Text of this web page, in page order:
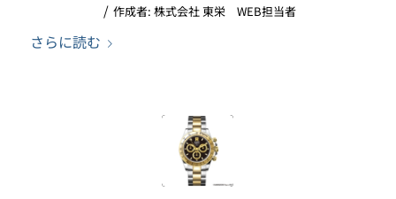
/ 作成者:株式会社 東栄 WEB担当者
さらに読む